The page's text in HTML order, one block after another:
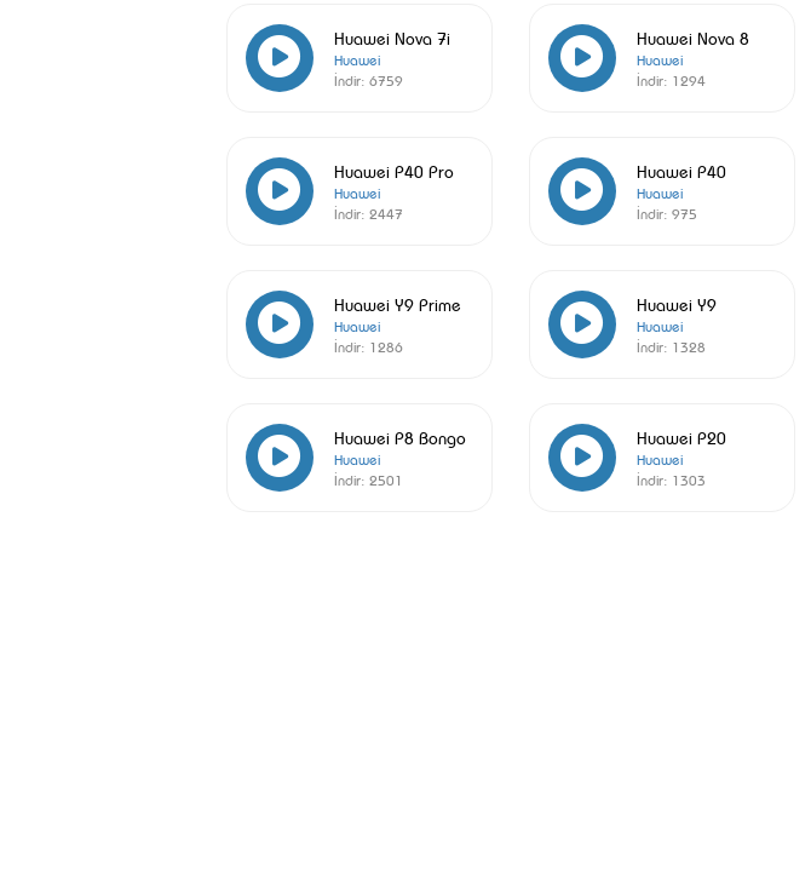
Huawei Nova 7i
Huawei
İndir: 6759
Huawei Nova 8
Huawei
İndir: 1294
Huawei P40 Pro
Huawei
İndir: 2447
Huawei P40
Huawei
İndir: 975
Huawei Y9 Prime
Huawei
İndir: 1286
Huawei Y9
Huawei
İndir: 1328
Huawei P8 Bongo
Huawei
İndir: 2501
Huawei P20
Huawei
İndir: 1303